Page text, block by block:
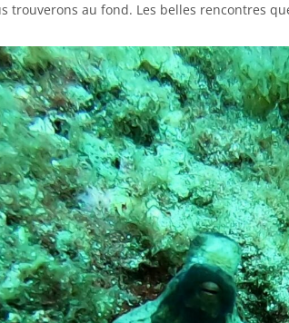
au fond. Les belles rencontres